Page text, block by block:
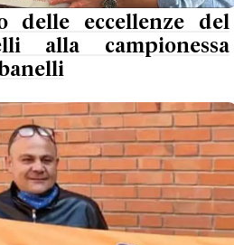
delle eccellenze del
alla campionessa